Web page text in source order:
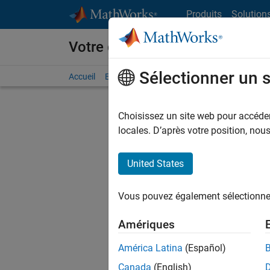
Produits
Votre carrière chez MathWorks
Accueil Explorer nos opportunités Adresses de
d'offre
Les
Sélectionner un
Choisissez un site web pour
locales. D’après votre position,
United States
Vous pouvez également
Amériques
América Latina (Español)
Canada (English)